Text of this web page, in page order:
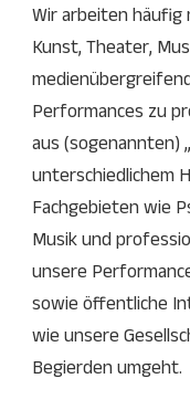
Wir arbeiten häufig
Kunst, Theater,
Performances zu
aus (sogenannten)
unterschiedlichem
Fachgebieten wie
Musik und
unsere
sowie öffentliche
wie unsere
Begierden umgeht.